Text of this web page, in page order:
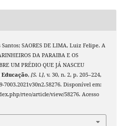
Santos; SAORES DE LIMA, Luiz Felipe. A
DA PARAIBA E OS
UM PRÉDIO QUE JÁ NASCEU
Educação, [S. l.], v. 30, n. 2, p. 205–224,
7003.2021v30n2.58276. Disponível em:
rteo/article/view/58276. Acesso